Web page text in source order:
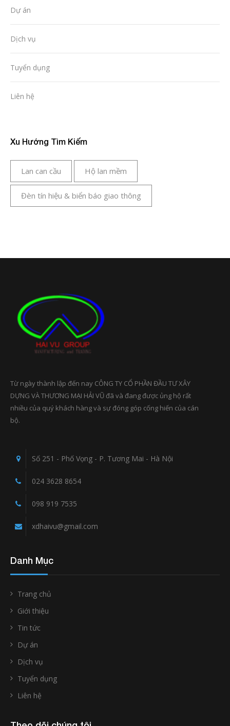
Dự án
Dịch vụ
Tuyển dụng
Liên hệ
Xu Hướng Tìm Kiếm
Lan can cầu Hộ lan mềm
Đèn tín hiệu & biển báo giao thông
Từ ngày thành lập đến nay CÔNG TY CỔ PHẦN ĐẦU TƯ XÂY
DỰNG VÀ THƯƠNG MẠI HẢI VŨ đã và đang được ủng hộ rất
nhiều của quý khách hàng và sự đóng góp cống hiến của cán
bộ.
Số 251 - Phố Vọng - P. Tương Mai - Hà Nội
024 3628 8654
098 919 7535
xdhaivu@gmail.com
Danh Mục
Trang chủ
Giới thiệu
Tin tức
Dự án
Dịch vụ
Tuyển dụng
Liên hệ